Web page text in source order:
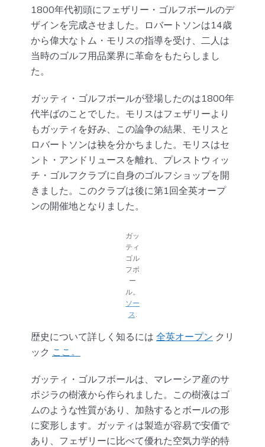
1800年代初頭にフェザリー・ゴルフボールのデ
ザインを完成させました。ロバートソンは14歳
から偉大なトム・モリスの指導を受け、二人は
当時のゴルフ用品業界に革命をもたらしまし
た。
ガッティ・ゴルフボールが登場したのは1800年
代半ばのことでした。モリスはフェザリーより
もガッティを好み、この論争の結果、モリスと
ロバートソンは袂を分かちました。モリスはセ
ント・アンドリュースを離れ、プレストウィッ
チ・ゴルフクラブに自身のゴルフショップを開
きました。このクラブは後に第1回全英オープ
ンの開催地となりました。
ガッ
ティ
ゴル
フボ
ー
ル。
ソー
ス
歴史について詳しく知るには 全英オープン クリ
ック ここ。
ガッティ・ゴルフボールは、マレーシア産のサ
ポジラの樹液から作られました。この樹液はゴ
ムのような性質があり、加熱するとボールの形
に変形します。ガッティは製造が容易で安価で
あり、フェザリーに比べて優れた空気力学的特